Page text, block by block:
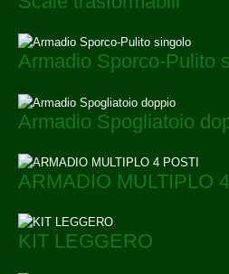
Armadio Sporco-Pulito
Armadio Spogliatoio
ARMADIO MULTIPLO
KIT LEGGERO